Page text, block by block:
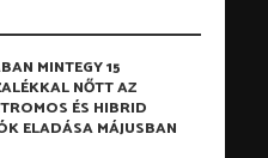
MINTEGY 15
NŐTT AZ
ÉS HIBRID
ELADÁSA MÁJUSBAN